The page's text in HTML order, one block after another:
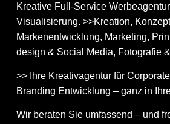
Kreative Full-Service
Visualisierung. >>Kreation,
Markenentwicklung, Marketing,
design & Social Media, Fotografie
>> Ihre Kreativagentur für
Branding Entwicklung – ganz in
Wir beraten Sie umfassend – und